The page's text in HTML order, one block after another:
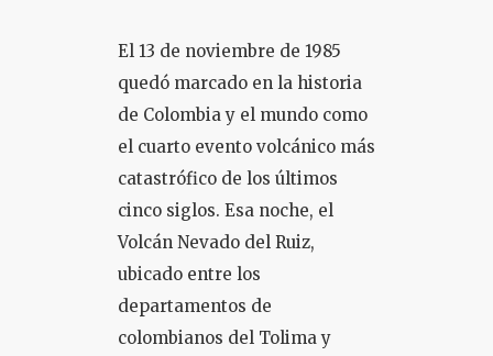
NOVEDADESEl 13 de noviembre de 1985
quedó marcado en la historia
de Colombia y el mundo como
el cuarto evento volcánico más
catastrófico de los últimos
cinco siglos. Esa noche, el
Volcán Nevado del Ruiz,
ubicado entre los
departamentos de
colombianos del Tolima y